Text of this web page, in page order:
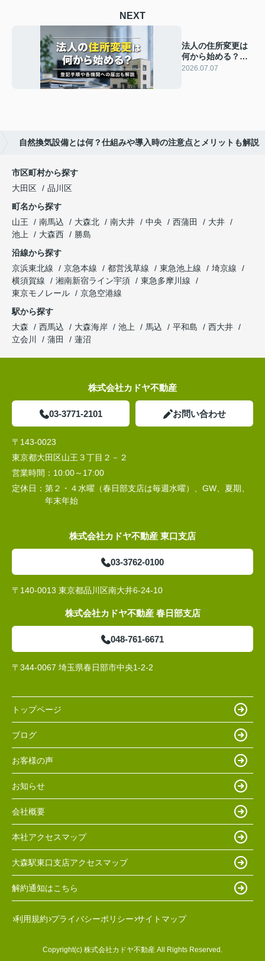
NEXT
法人の住所変更は
何から始める？登
記手順や各機関へ
2026.07.07
自然換気設備とは何？仕組みや導入時の注意点とメリットも解説
市区町村から探す
大田区
品川区
町名から探す
山王
南馬込 大森北 南大井 中央 西蒲田
大井
池上
大森西
勝島
沿線から探す
京浜東北線
京急本線 都営浅草線 東急池上線
埼京線
横須賀線
湘南新宿ライン宇須
東急多摩川線
東京モノレール
京急空港線
駅から探す
大森
西馬込 大森海岸 池上 馬込 平和島
西大井
立会川
蒲田 蓮沼
株式会社カドヤ不動産
03-3771-2101 お問い合わせ
〒143-0023
東京都大田区山王３丁目２－２
営業時間： 10:00～17:00
定休日： 第２・４水曜（春日部支店は毎週水曜）、GW、夏期、
年末年始
株式会社カドヤ不動産 東口支店
03-3762-0100
〒140-0013 東京都品川区南大井6-24-10
株式会社カドヤ不動産 春日部支店
048-761-6671
〒344-0067 埼玉県春日部市中央1-2-2
トップページ
ブログ
お客様の声
お知らせ
会社概要
本社アクセスマップ
大森駅東口支店アクセスマップ
解約通知はこちら
利用規約 プライバシーポリシー サイトマップ
Copyright(c) 株式会社カドヤ不動産 All Rights Reserved.